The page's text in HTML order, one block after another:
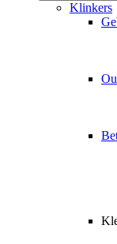
Klinkers